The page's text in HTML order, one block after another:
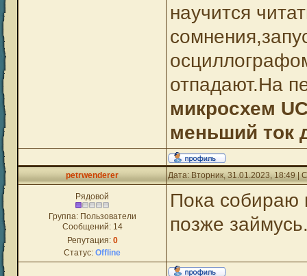
научится
отпадают.На
микросхем
меньший ток
petrwenderer Дата: Вторник, 31.01.2023, 18:49 |
Рядовой
Группа: Пользователи
Сообщений: 14
Репутация: 0
Статус: Offline
Пока собираю
позже